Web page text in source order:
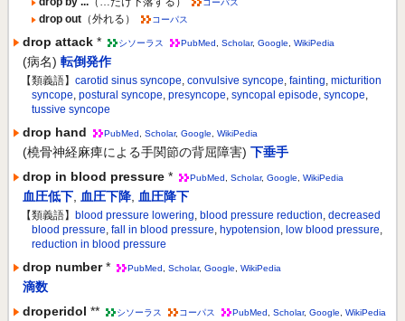
コーパス
drop out （外れる） コーパス
drop attack * シソーラス PubMed Scholar, Google WikiPedia
(病名) 転倒発作
【類義語】 carotid sinus syncope convulsive syncope fainting micturition
syncope postural syncope presyncope syncopal episode syncope
tussive syncope
drop hand PubMed Scholar, Google WikiPedia
(橈骨神経麻痺による手関節の背屈障害) 下垂手
drop in blood pressure * PubMed Scholar, Google WikiPedia
血圧低下 血圧下降 血圧降下
【類義語】 blood pressure lowering blood pressure reduction decreased
blood pressure fall in blood pressure hypotension low blood pressure
reduction in blood pressure
drop number * PubMed Scholar, Google WikiPedia
滴数
droperidol ** シソーラス コーパス PubMed Scholar, Google WikiPedia